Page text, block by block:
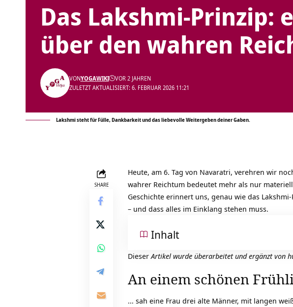
Das Lakshmi-Prinzip:
über den wahren
ZULETZT AKTUALISIERT: 6. FEBRUAR 2026 11:21
VONYOGAWIKI VOR 2 JAHREN
Lakshmi steht für Fülle, Dankbarkeit und das liebevolle Weitergeben deiner Gaben.
SHARE
Heute, am 6. Tag von Navaratri, verehren wir
wahrer Reichtum bedeutet mehr als nur
Geschichte erinnert uns, genau wie das
– und dass alles im Einklang stehen muss.
Inhalt
DieserArtikel wurde überarbeitet und ergänzt von
An einem schönen
… sah eine Frau drei alte Männer, mit langen